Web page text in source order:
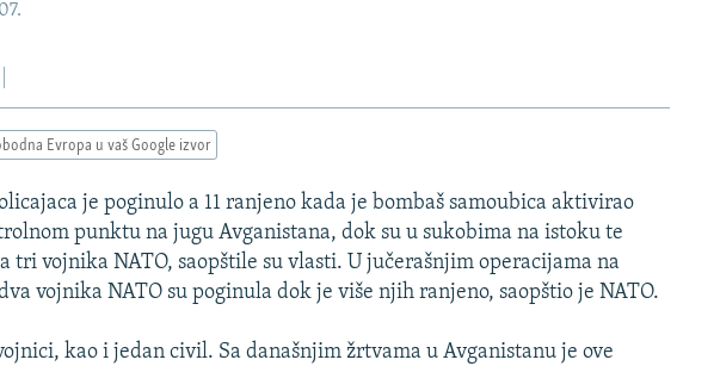
Evropa u vaš Google izvor
je poginulo a 11 ranjeno kada je bombaš samoubica aktivirao
punktu na jugu Avganistana, dok su u sukobima na istoku te
tri vojnika NATO, saopštile su vlasti. U jučerašnjim operacijama na
vojnika NATO su poginula dok je više njih ranjeno, saopštio je NATO.
kao i jedan civil. Sa današnjim žrtvama u Avganistanu je ove